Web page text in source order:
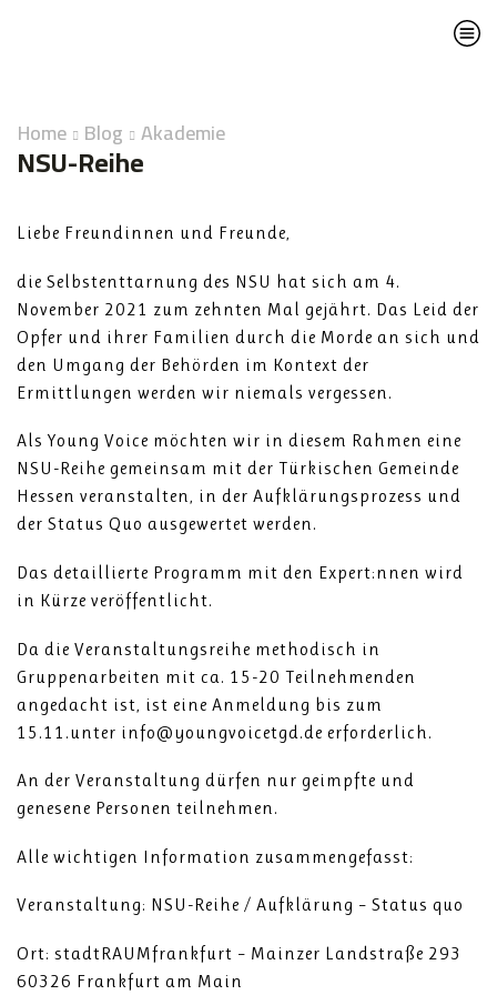
Home Blog Akademie
NSU-Reihe
Liebe Freundinnen und Freunde,
die Selbstenttarnung des NSU hat sich am 4.
November 2021 zum zehnten Mal gejährt. Das Leid der
Opfer und ihrer Familien durch die Morde an sich und
den Umgang der Behörden im Kontext der
Ermittlungen werden wir niemals vergessen.
Als Young Voice möchten wir in diesem Rahmen eine
NSU-Reihe gemeinsam mit der Türkischen Gemeinde
Hessen veranstalten, in der Aufklärungsprozess und
der Status Quo ausgewertet werden.
Das detaillierte Programm mit den Expert:nnen wird
in Kürze veröffentlicht.
Da die Veranstaltungsreihe methodisch in
Gruppenarbeiten mit ca. 15-20 Teilnehmenden
angedacht ist, ist eine Anmeldung bis zum
15.11.unter info@youngvoicetgd.de erforderlich.
An der Veranstaltung dürfen nur geimpfte und
genesene Personen teilnehmen.
Alle wichtigen Information zusammengefasst:
Veranstaltung: NSU-Reihe / Aufklärung – Status quo
Ort: stadtRAUMfrankfurt – Mainzer Landstraße 293
60326 Frankfurt am Main